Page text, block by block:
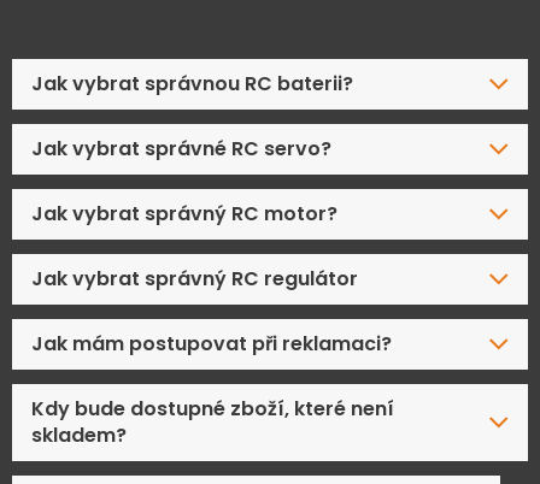
Jak vybrat správnou RC baterii?
Jak vybrat správné RC servo?
Jak vybrat správný RC motor?
Jak vybrat správný RC regulátor
Jak mám postupovat při reklamaci?
Kdy bude dostupné zboží, které není
skladem?